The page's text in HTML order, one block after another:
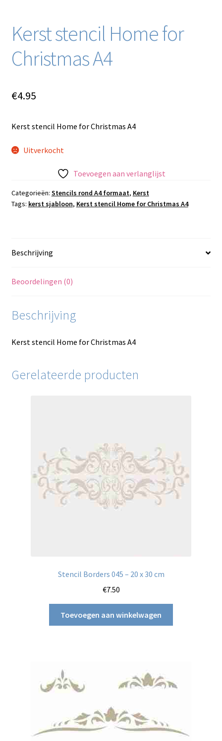
Kerst stencil Home for
Christmas A4
€4.95
Kerst stencil Home for Christmas A4
Uitverkocht
Toevoegen aan verlanglijst
Categorieën: Stencils rond A4 formaat, Kerst
Tags: kerst sjabloon, Kerst stencil Home for Christmas A4
Beschrijving
Beoordelingen (0)
Beschrijving
Kerst stencil Home for Christmas A4
Gerelateerde producten
Stencil Borders 045 – 20 x 30 cm
€7.50
Toevoegen aan winkelwagen